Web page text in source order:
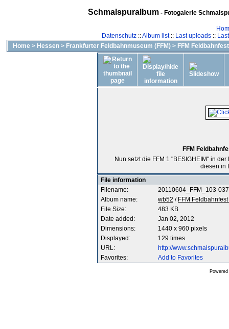
Schmalspuralbum- Fotogalerie
Datenschutz::Album list:: Last uploads::
Home > Hessen > Frankfurter Feldbahnmuseum (FFM) > FFM
FFM
Nun setzt die FFM 1 "BESIGHEIM" in
diesen in
File information
Filename:
20110604_FFM_103-
Album name:
wb52 / FFM
File Size:
483 KB
Date added:
Jan 02, 2012
Dimensions:
1440 x 960 pixels
Displayed:
129 times
URL:
http://
Favorites:
Add to Favorites